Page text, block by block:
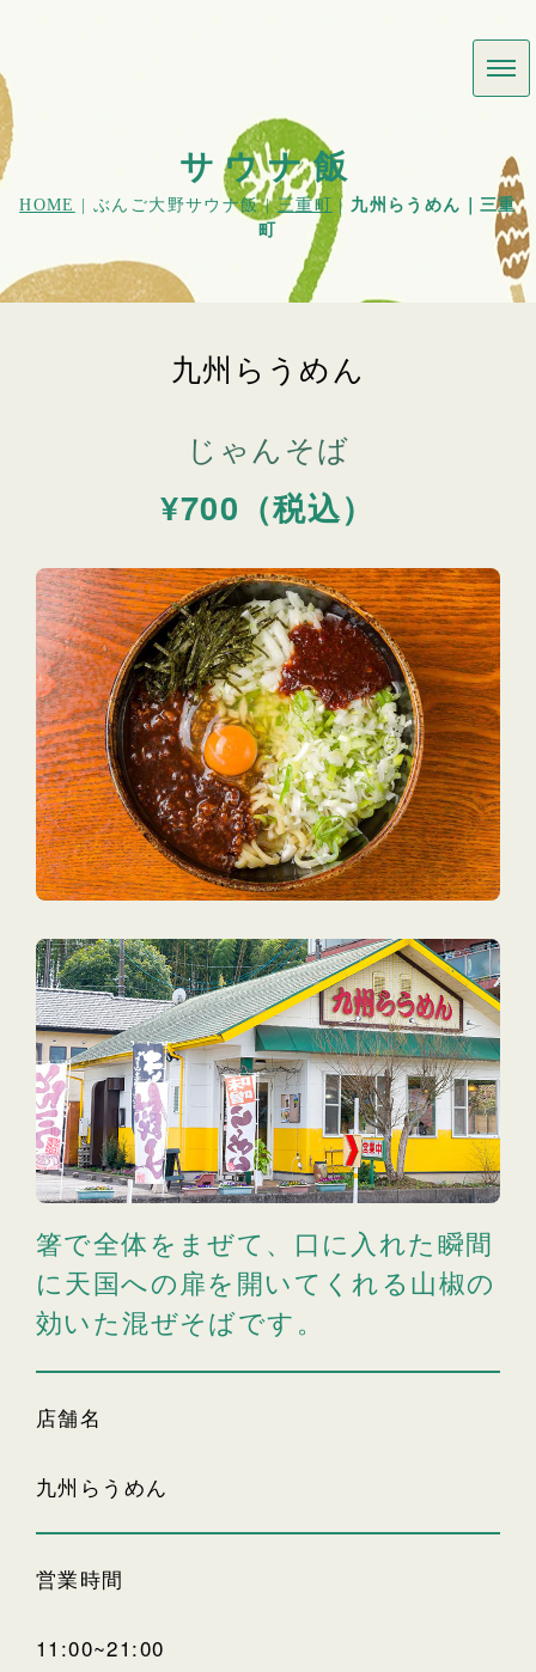
サウナ飯
HOME | ぶんご大野サウナ飯 |三重町 | 九州らうめん｜三重
町
九州らうめん
じゃんそば
¥700（税込）
箸で全体をまぜて、口に入れた瞬間
に天国への扉を開いてくれる山椒の
効いた混ぜそばです。
店舗名
九州らうめん
営業時間
11:00~21:00